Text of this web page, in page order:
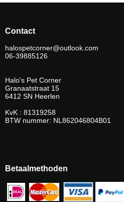
Contact
halospetcorner@outlook.com
06-39885126
Halo's Pet Corner
Granaatstraat 15
6412 SN Heerlen
KvK : 81319258
BTW nummer: NL862046804B01
Betaalmethoden